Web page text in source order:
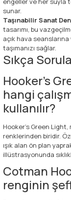
sunar.
Taşınabilir Sanat
tasarımı, bu
açık hava
taşımanızı sağlar.
Sıkça
Hooker's
hangi
kullanılır?
Hooker's Green Light,
renklerinden biridir.
ışık alan ön plan
illüstrasyonunda
Cotman
renginin